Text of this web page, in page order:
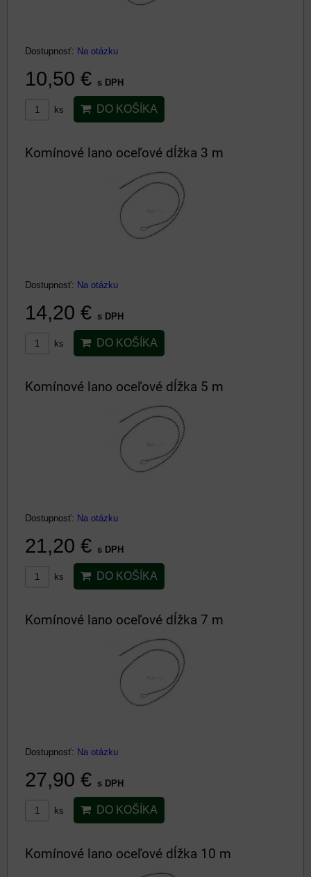
Dostupnosť: Na otázku
10,50 € s DPH
ks DO KOŠÍKA
Komínové lano oceľové dĺžka 3 m
Dostupnosť: Na otázku
14,20 € s DPH
ks DO KOŠÍKA
Komínové lano oceľové dĺžka 5 m
Dostupnosť: Na otázku
21,20 € s DPH
ks DO KOŠÍKA
Komínové lano oceľové dĺžka 7 m
Dostupnosť: Na otázku
27,90 € s DPH
ks DO KOŠÍKA
Komínové lano oceľové dĺžka 10 m